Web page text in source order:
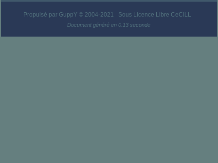
Propulsé par GuppY© 2004-2021 Sous Licence Libre CeCILL
Document généré en 0.13 seconde